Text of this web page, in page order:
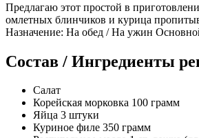
Предлагаю этот простой в
омлетных блинчиков и курица
Назначение: На обед / На ужин
Состав / Ингредиенты
Салат
Корейская морковка 100 грамм
Яйца 3 штуки
Куриное филе 350 грамм